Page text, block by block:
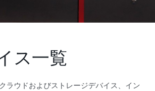
ス一覧
ラウドおよびストレージデバイス、イン